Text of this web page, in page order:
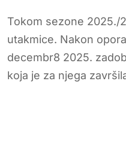
Tokom sezone 2025./
utakmice. Nakon
decembr8 2025.
koja je za njega